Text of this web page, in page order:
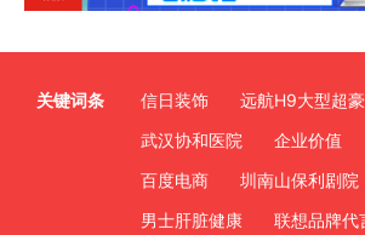
关键词条 信日装饰
远航H9大型超
武汉协和医院
企业价值
百度电商
圳南山保利剧院
男士肝脏健康
联想品牌代